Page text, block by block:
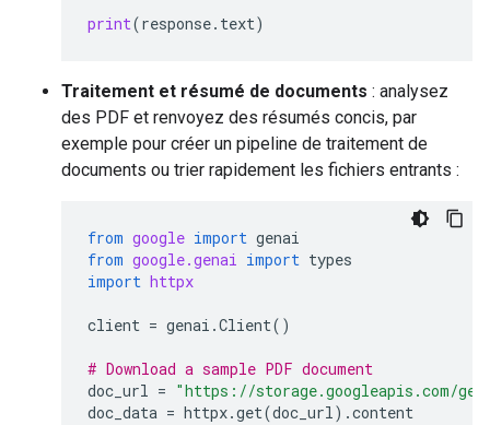
print(response. text)
Traitement et résumé de documents : analysez
des PDF et renvoyez des résumés concis, par
exemple pour créer un pipeline de traitement de
documents ou trier rapidement les fichiers entrants :
from google import genai
from google.genai import types
import httpx
client = genai .Client()
# Download a sample PDF document
doc_url = "https://storage.googleapis.com/
doc_data = httpx.get(doc_url) .content